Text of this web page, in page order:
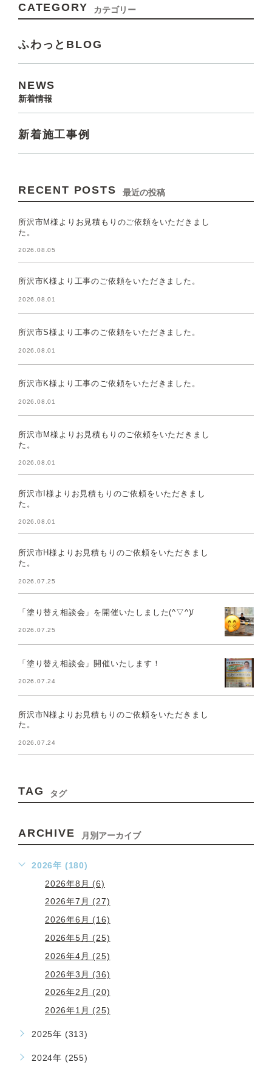
CATEGORY カテゴリー
ふわっとBLOG
NEWS
新着情報
新着施工事例
RECENT POSTS 最近の投稿
所沢市M様よりお見積もりのご依頼をいただきまし
た。
2026.08.05
所沢市K様より工事のご依頼をいただきました。
2026.08.01
所沢市S様より工事のご依頼をいただきました。
2026.08.01
所沢市K様より工事のご依頼をいただきました。
2026.08.01
所沢市M様よりお見積もりのご依頼をいただきまし
た。
2026.08.01
所沢市I様よりお見積もりのご依頼をいただきまし
た。
2026.08.01
所沢市H様よりお見積もりのご依頼をいただきまし
た。
2026.07.25
「塗り替え相談会」を開催いたしました(^▽^)/
2026.07.25
「塗り替え相談会」開催いたします！
2026.07.24
所沢市N様よりお見積もりのご依頼をいただきまし
た。
2026.07.24
TAG タグ
ARCHIVE 月別アーカイブ
2026年 (180)
2026年8月 (6)
2026年7月 (27)
2026年6月 (16)
2026年5月 (25)
2026年4月 (25)
2026年3月 (36)
2026年2月 (20)
2026年1月 (25)
2025年 (313)
2024年 (255)